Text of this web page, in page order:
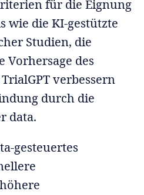
für die Eignung
wie die KI-gestützte
Studien, die
Vorhersage des
verbessern
durch die
data.
gesteuertes